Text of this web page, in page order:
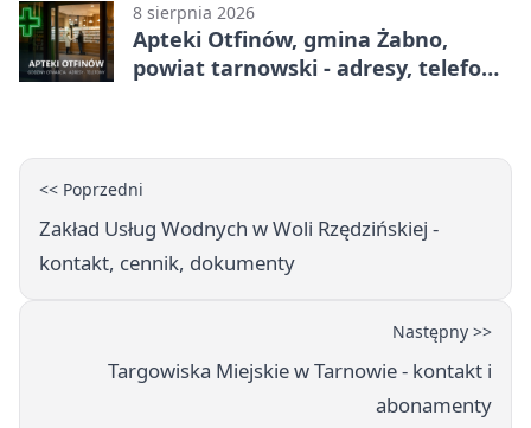
8 sierpnia 2026
Apteki Otfinów, gmina Żabno,
powiat tarnowski - adresy, telefony,
<< Poprzedni
Zakład Usług Wodnych w Woli Rzędzińskiej -
kontakt, cennik, dokumenty
Następny >>
Targowiska Miejskie w Tarnowie - kontakt i
abonamenty